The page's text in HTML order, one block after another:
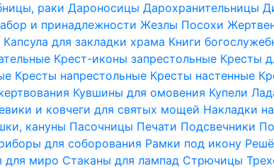
ракиДароносицыДарохранительницы
и принадлежностиЖезлы Посохи
Капсула для закладки храма Книги
Крест-иконы запрестольные Кресты
Кресты напрестольные Кресты настенные
Кувшины для омовения Купели
и ковчеги для святых мощей Накладки
кануны Пасочницы Печати Подсвечники
для соборования Рамки под икону
для миро Стаканы для лампад Стрючицы